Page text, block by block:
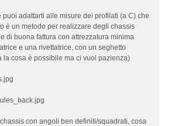
puoi adattarti alle misure dei profilati (a C) che
è un metodo per realizzare degli chassis
di buona fattura con attrezzatura minima
e una rivettatrice, con un seghetto
la cosa è possibile ma ci vuol pazienza)
chassis con angoli ben definiti/squadrati, cosa